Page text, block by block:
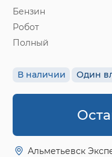
Бензин
Робот
Полный
В наличии Один
Альметьевск